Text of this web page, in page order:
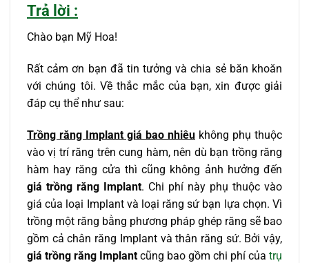
Trả lời :
Chào bạn Mỹ Hoa!
Rất cảm ơn bạn đã tin tưởng và chia sẻ băn khoăn
với chúng tôi. Về thắc mắc của bạn, xin được giải
đáp cụ thể như sau:
Trồng răng Implant giá bao nhiêu không phụ thuộc
vào vị trí răng trên cung hàm, nên dù bạn trồng răng
hàm hay răng cửa thì cũng không ảnh hưởng đến
giá trồng răng Implant. Chi phí này phụ thuộc vào
giá của loại Implant và loại răng sứ bạn lựa chọn. Vì
trồng một răng bằng phương pháp ghép răng sẽ bao
gồm cả chân răng Implant và thân răng sứ. Bởi vậy,
giá trồng răng Implant cũng bao gồm chi phí của trụ